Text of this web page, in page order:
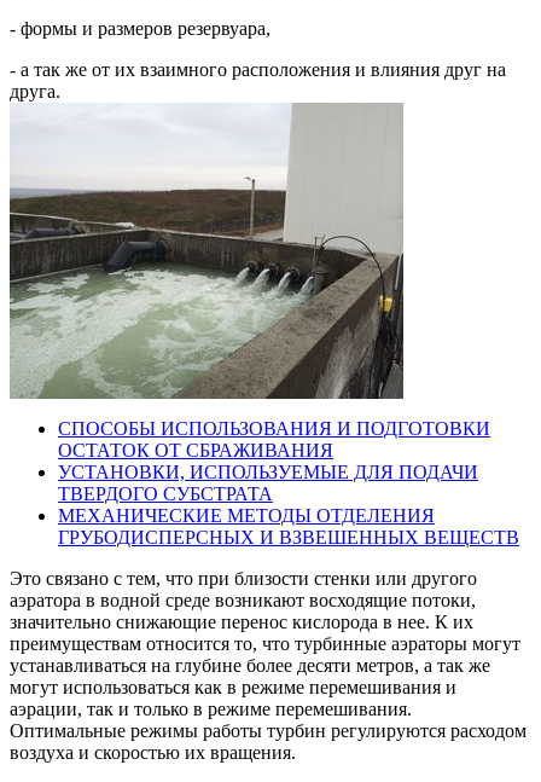
- формы и размеров резервуара,
- а так же от их взаимного расположения и влияния друг на
друга.
СПОСОБЫ ИСПОЛЬЗОВАНИЯ И ПОДГОТОВКИ
ОСТАТОК ОТ СБРАЖИВАНИЯ
УСТАНОВКИ, ИСПОЛЬЗУЕМЫЕ ДЛЯ ПОДАЧИ
ТВЕРДОГО СУБСТРАТА
МЕХАНИЧЕСКИЕ МЕТОДЫ ОТДЕЛЕНИЯ
ГРУБОДИСПЕРСНЫХ И ВЗВЕШЕННЫХ ВЕЩЕСТВ
Это связано с тем, что при близости стенки или другого
аэратора в водной среде возникают восходящие потоки,
значительно снижающие перенос кислорода в нее. К их
преимуществам относится то, что турбинные аэраторы могут
устанавливаться на глубине более десяти метров, а так же
могут использоваться как в режиме перемешивания и
аэрации, так и только в режиме перемешивания.
Оптимальные режимы работы турбин регулируются расходом
воздуха и скоростью их вращения.